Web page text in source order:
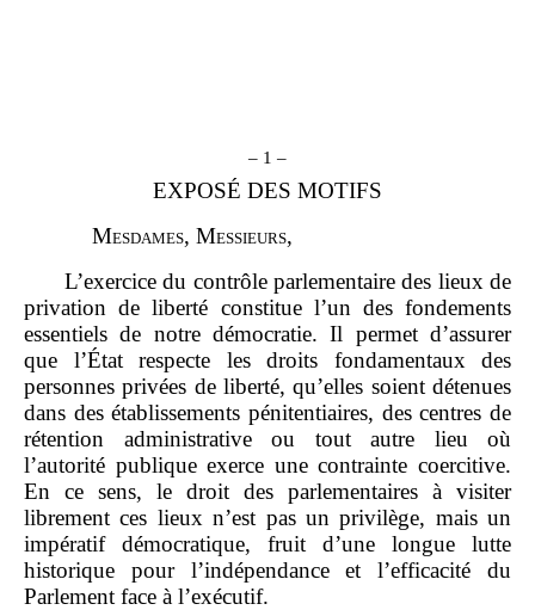
– 1 –
EXPOSÉ DES MOTIFS
Mesdames, Messieurs,
L’exercice du contrôle parlementaire des lieux de
privation de liberté constitue l’un des fondements
essentiels de notre démocratie. Il permet d’assurer
que l’État respecte les droits fondamentaux des
personnes privées de liberté, qu’elles soient détenues
dans des établissements pénitentiaires, des centres de
rétention administrative ou tout autre lieu où
l’autorité publique exerce une contrainte coercitive.
En ce sens, le droit des parlementaires à visiter
librement ces lieux n’est pas un privilège, mais un
impératif démocratique, fruit d’une longue lutte
historique pour l’indépendance et l’efficacité du
Parlement face à l’exécutif.